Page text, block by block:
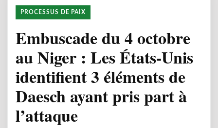
PROCESSUS DE PAIX
Embuscade du 4 octobre
au Niger : Les États-Unis
identifient 3 éléments de
Daesch ayant pris part à
l’attaque